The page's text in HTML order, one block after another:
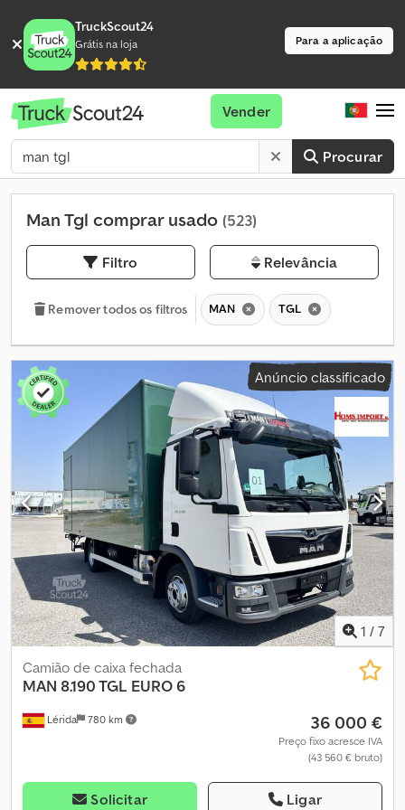
TruckScout24
Grátis na loja Para a aplicação
Procurar
Vender
Man Tgl comprar usado (523)
Filtro Relevância
Remover todos os filtros MAN TGL
Anúncio classificado
1 / 7
Lérida 780 km
Camião de caixa fechada
MAN 8.190 TGL EURO 6
36 000 €
Preço fixo acresce IVA
(43 560 € bruto)
Solicitar Ligar